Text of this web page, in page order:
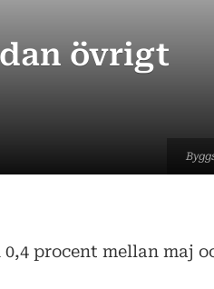
övrigt
procent mellan maj